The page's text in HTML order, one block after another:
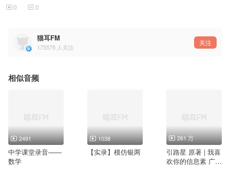
0 0
猫耳FM
175575 人关注
关注
相似音频
2491
中学课堂录音——
数学
1038
【实录】模仿银两
261 万
引路星 原著 | 我喜
欢你的信息素 广播